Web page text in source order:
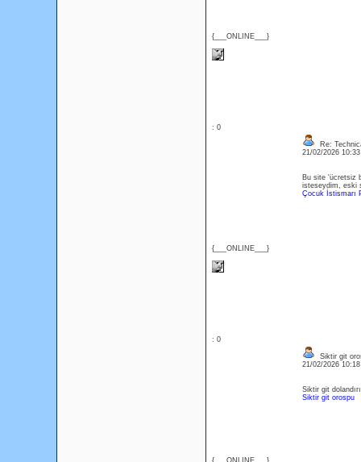
{___ONLINE___}
: 0
{___ONLINE___}
Re:
21/02/2026
Bu site 'ücretsiz
isteseydim, eski
Çocuk İstismarı
: 0
{___ONLINE___}
Siktir git
21/02/2026
Siktir git
Siktir git orospu